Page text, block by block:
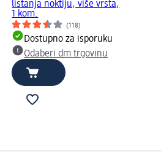
listanja noktiju, više vrsta,
1 kom.
(118)
Dostupno za isporuku
Odaberi dm trgovinu